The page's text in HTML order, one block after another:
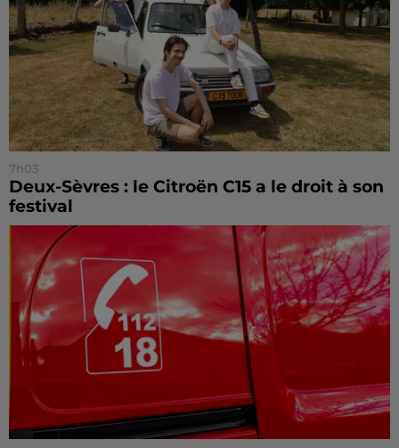
7h03
Deux-Sèvres : le Citroën C15 a le droit à son
festival